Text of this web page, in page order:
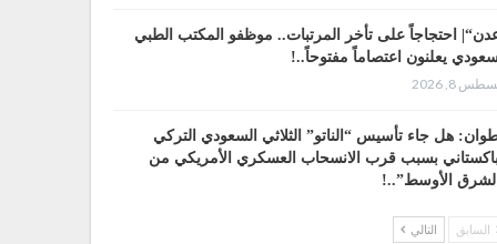
احتجاجاً على تأخر المرتبات.. موظفو المكتب الطبي
يعلنون اعتصاماً مفتوحاً..!
8, 2026
هل جاء تأسيس “الناتو” الثلاثي السعودي التركي
بسبب قرب الانسحاب العسكري الأمريكي من
الأوسط”..!
السابق التالي